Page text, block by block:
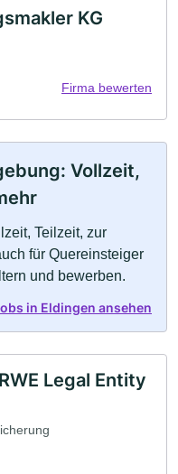
KG
Firma bewerten
Vollzeit,
Teilzeit, zur
für Quereinsteiger
und bewerben.
in Eldingen ansehen
Legal Entity